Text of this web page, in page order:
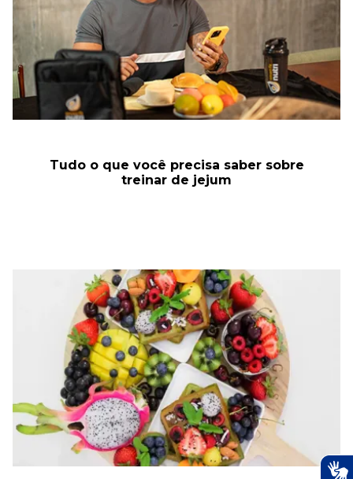
Tudo o que você precisa saber sobre
treinar de jejum